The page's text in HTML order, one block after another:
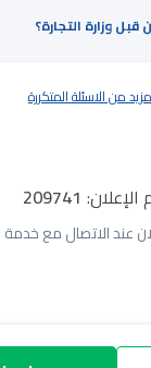
وزارة التجارة؟
من الاسئلة المتكررة
الإعلان: 209741
عند الاتصال مع خدمة